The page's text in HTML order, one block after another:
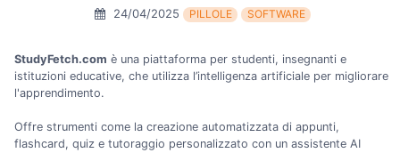
24/04/2025 PILLOLE SOFTWARE
StudyFetch.com è una piattaforma per studenti, insegnanti e
istituzioni educative, che utilizza l’intelligenza artificiale per migliorare
l'apprendimento.
Offre strumenti come la creazione automatizzata di appunti,
flashcard, quiz e tutoraggio personalizzato con un assistente AI